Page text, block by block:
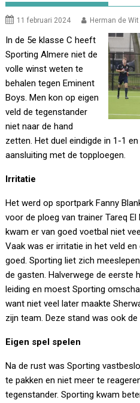
11 februari 2024 Herman de Wit
In de 5e klasse C heeft
Sporting Almere niet de
volle winst weten te
behalen tegen Eminent
Boys. Men kon op eigen
veld de tegenstander
niet naar de hand
zetten. Het duel eindigde in 1-1
aansluiting met de topploegen.
Irritatie
Het werd op sportpark Fanny
voor de ploeg van trainer Tareq
kwam er van goed voetbal niet
Vaak was er irritatie in het veld
goed. Sporting liet zich
de gasten. Halverwege de eerste
leiding en moest Sporting
want niet veel later maakte
zijn team. Deze stand was ook
Eigen spel spelen
Na de rust was Sporting
te pakken en niet meer te
tegenstander. Sporting kwam